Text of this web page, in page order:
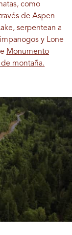
como
de Aspen
serpentean a
y Lone
Monumento
montaña.